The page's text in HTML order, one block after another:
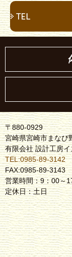
〒880-0929
宮崎県宮崎市まなび
有限会社 設計工房イ
TEL:0985-89-3142
FAX:0985-89-3143
営業時間：9：00～
定休日：土日